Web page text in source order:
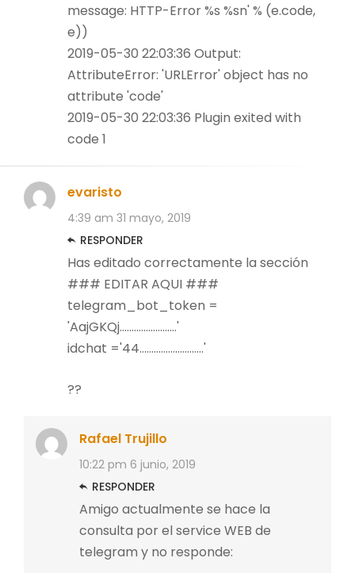
message: HTTP-Error %s %sn' % (e.code,
e))
2019-05-30 22:03:36 Output:
AttributeError: 'URLError' object has no
attribute 'code'
2019-05-30 22:03:36 Plugin exited with
code 1
evaristo
4:39 am 31 mayo, 2019
RESPONDER
Has editado correctamente la sección
### EDITAR AQUI ###
telegram_bot_token =
'AajGKQj……………………'
idchat ='44………………………'
??
Rafael Trujillo
10:22 pm 6 junio, 2019
RESPONDER
Amigo actualmente se hace la
consulta por el service WEB de
telegram y no responde: